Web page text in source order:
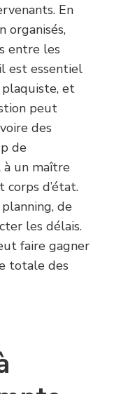
En
organisés,
entre les
est essentiel
plaquiste, et
peut
des
de
à un maître
d’état.
de
les délais.
faire gagner
totale des